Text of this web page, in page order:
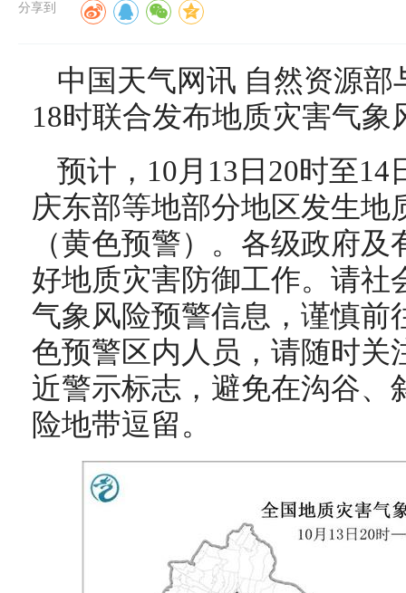
分享到
中国天气网讯 自然资源部
18时联合发布地质灾害气象
预计，10月13日20时至
庆东部等地部分地区发生地
（黄色预警）。各级政府
好地质灾害防御工作。请社
气象风险预警信息，谨慎前
色预警区内人员，请随时关
近警示标志，避免在沟谷、
险地带逗留。